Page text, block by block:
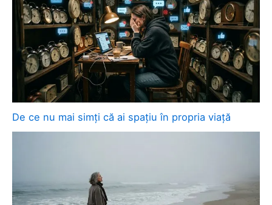
De ce nu mai simți că ai spațiu în propria viață